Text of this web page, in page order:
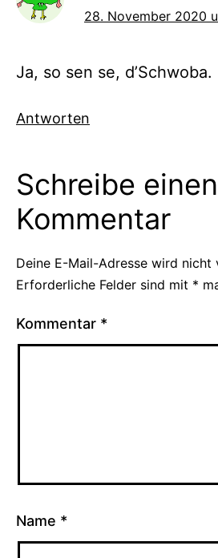
28. November 2020
Ja, so sen se, d’Schwoba.
Antworten
Schreibe einen
Kommentar
Deine E-Mail-Adresse wird
Erforderliche Felder sind mit *
Kommentar *
Name *